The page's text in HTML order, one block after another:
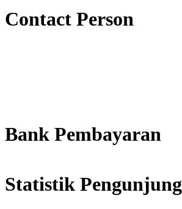
Contact Person
Bank Pembayaran
Statistik Pengunjung